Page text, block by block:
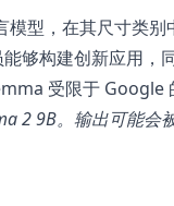
型，在其尺寸类别
够构建创新应用，
受限于 Google
2 9B。输出可能会